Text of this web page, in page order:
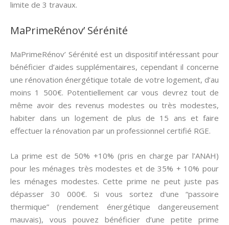
limite de 3 travaux.
MaPrimeRénov’ Sérénité
MaPrimeRénov’ Sérénité est un dispositif intéressant pour
bénéficier d’aides supplémentaires, cependant il concerne
une rénovation énergétique totale de votre logement, d’au
moins 1 500€. Potentiellement car vous devrez tout de
même avoir des revenus modestes ou très modestes,
habiter dans un logement de plus de 15 ans et faire
effectuer la rénovation par un professionnel certifié RGE.
La prime est de 50% +10% (pris en charge par l’ANAH)
pour les ménages très modestes et de 35% + 10% pour
les ménages modestes. Cette prime ne peut juste pas
dépasser 30 000€. Si vous sortez d’une “passoire
thermique” (rendement énergétique dangereusement
mauvais), vous pouvez bénéficier d’une petite prime